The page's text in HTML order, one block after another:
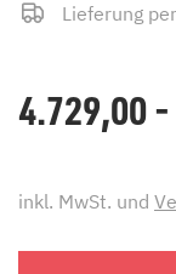
Lieferung
4.729,00
inkl. MwSt. und